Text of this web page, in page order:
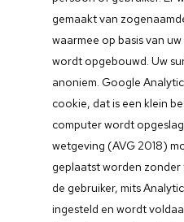
gemaakt van
waarmee op basis van
wordt opgebouwd. Uw
anoniem. Google
cookie, dat is een klein
computer wordt
wetgeving (AVG 2018)
geplaatst worden
de gebruiker, mits
ingesteld en wordt